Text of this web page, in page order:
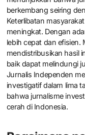
Apa
jurnalisme
Indonesia
Harapan untuk
meningkatnya
menunjukkan bahwa